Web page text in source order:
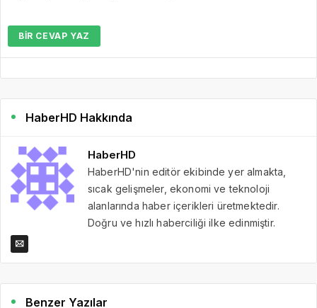
BIR CEVAP YAZ
HaberHD Hakkında
HaberHD
HaberHD'nin editör ekibinde yer almakta,
sıcak gelişmeler, ekonomi ve teknoloji
alanlarında haber içerikleri üretmektedir.
Doğru ve hızlı haberciliği ilke edinmiştir.
Benzer Yazılar